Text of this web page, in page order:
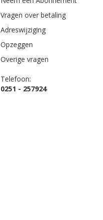
Vragen over betaling
Adreswijziging
Opzeggen
Overige vragen
Telefoon:
0251 - 257924